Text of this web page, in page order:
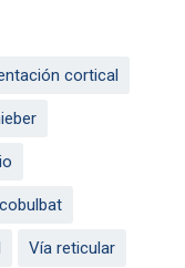
cortical
Vía reticular